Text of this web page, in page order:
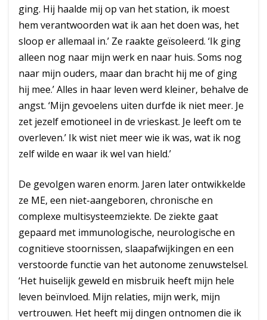
ging. Hij haalde mij op van het station, ik moest
hem verantwoorden wat ik aan het doen was, het
sloop er allemaal in.’ Ze raakte geïsoleerd. ‘Ik ging
alleen nog naar mijn werk en naar huis. Soms nog
naar mijn ouders, maar dan bracht hij me of ging
hij mee.’ Alles in haar leven werd kleiner, behalve de
angst. ‘Mijn gevoelens uiten durfde ik niet meer. Je
zet jezelf emotioneel in de vrieskast. Je leeft om te
overleven.’ Ik wist niet meer wie ik was, wat ik nog
zelf wilde en waar ik wel van hield.’
De gevolgen waren enorm. Jaren later ontwikkelde
ze ME, een niet-aangeboren, chronische en
complexe multisysteemziekte. De ziekte gaat
gepaard met immunologische, neurologische en
cognitieve stoornissen, slaapafwijkingen en een
verstoorde functie van het autonome zenuwstelsel.
‘Het huiselijk geweld en misbruik heeft mijn hele
leven beïnvloed. Mijn relaties, mijn werk, mijn
vertrouwen. Het heeft mij dingen ontnomen die ik